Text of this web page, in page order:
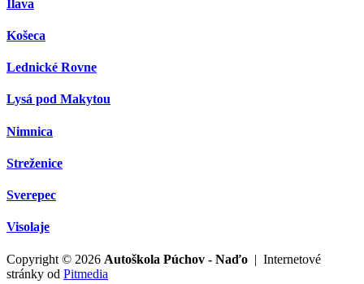
Ilava
Košeca
Lednické Rovne
Lysá pod Makytou
Nimnica
Streženice
Sverepec
Visolaje
Copyright © 2026 Autoškola Púchov - Naďo | Internetové
stránky od Pitmedia